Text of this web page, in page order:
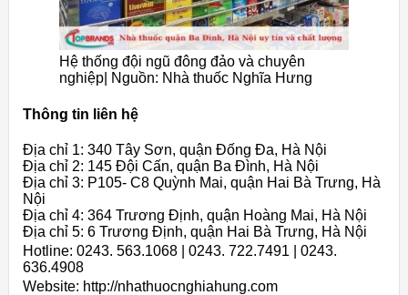
Hệ thống đội ngũ đông đảo và chuyên
nghiệp| Nguồn: Nhà thuốc Nghĩa Hưng
Thông tin liên hệ
Địa chỉ 1: 340 Tây Sơn, quận Đống Đa, Hà Nội
Địa chỉ 2: 145 Đội Cấn, quận Ba Đình, Hà Nội
Địa chỉ 3: P105- C8 Quỳnh Mai, quận Hai Bà Trưng, Hà
Nội
Địa chỉ 4: 364 Trương Định, quận Hoàng Mai, Hà Nội
Địa chỉ 5: 6 Trương Định, quận Hai Bà Trưng, Hà Nội
Hotline: 0243. 563.1068 | 0243. 722.7491 | 0243.
636.4908
Website: http://nhathuocnghiahung.com